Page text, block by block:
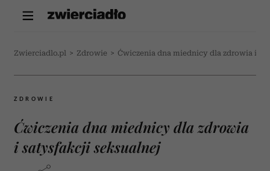
Zwierciadlo.pl > Zdrowie > Ćwiczenia dna miednicy dla zdrowia i
ZDROWIE
Ćwiczenia dna miednicy dla zdrowia
i satysfakcji seksualnej